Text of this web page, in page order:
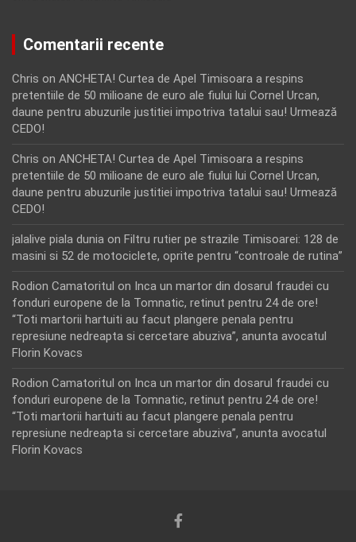
Comentarii recente
Chris on ANCHETA! Curtea de Apel Timisoara a respins
pretentiile de 50 milioane de euro ale fiului lui Cornel Urcan,
daune pentru abuzurile justitiei impotriva tatalui sau! Urmează
CEDO!
Chris on ANCHETA! Curtea de Apel Timisoara a respins
pretentiile de 50 milioane de euro ale fiului lui Cornel Urcan,
daune pentru abuzurile justitiei impotriva tatalui sau! Urmează
CEDO!
jalalive piala dunia on Filtru rutier pe strazile Timisoarei: 128 de
masini si 52 de motociclete, oprite pentru “controale de rutina”
Rodion Camatoritul on Inca un martor din dosarul fraudei cu
fonduri europene de la Tomnatic, retinut pentru 24 de ore!
“Toti martorii hartuiti au facut plangere penala pentru
represiune nedreapta si cercetare abuziva”, anunta avocatul
Florin Kovacs
Rodion Camatoritul on Inca un martor din dosarul fraudei cu
fonduri europene de la Tomnatic, retinut pentru 24 de ore!
“Toti martorii hartuiti au facut plangere penala pentru
represiune nedreapta si cercetare abuziva”, anunta avocatul
Florin Kovacs